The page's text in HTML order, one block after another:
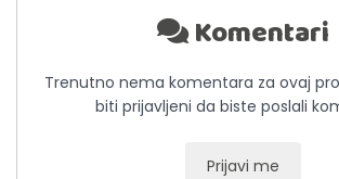
Komentari
Trenutno nema komentara za ovaj
biti prijavljeni da biste poslali
Prijavi me